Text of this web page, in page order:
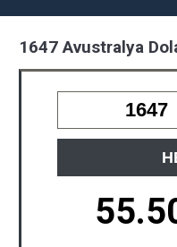
1647 Avustralya